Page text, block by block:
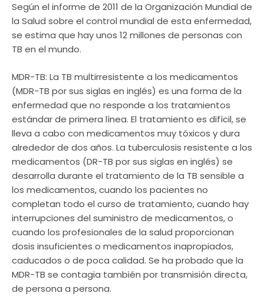
Según el informe de 2011 de la Organización Mundial de
la Salud sobre el control mundial de esta enfermedad,
se estima que hay unos 12 millones de personas con
TB en el mundo.
MDR-TB: La TB multirresistente a los medicamentos
(MDR-TB por sus siglas en inglés) es una forma de la
enfermedad que no responde a los tratamientos
estándar de primera línea. El tratamiento es difícil, se
lleva a cabo con medicamentos muy tóxicos y dura
alrededor de dos años. La tuberculosis resistente a los
medicamentos (DR-TB por sus siglas en inglés) se
desarrolla durante el tratamiento de la TB sensible a
los medicamentos, cuando los pacientes no
completan todo el curso de tratamiento, cuando hay
interrupciones del suministro de medicamentos, o
cuando los profesionales de la salud proporcionan
dosis insuficientes o medicamentos inapropiados,
caducados o de poca calidad. Se ha probado que la
MDR-TB se contagia también por transmisión directa,
de persona a persona.